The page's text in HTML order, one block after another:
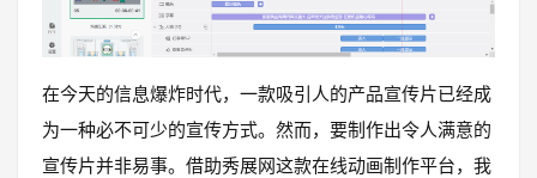
在今天的信息爆炸时代，一款吸引人的产品宣传片已经成
为一种必不可少的宣传方式。然而，要制作出令人满意的
宣传片并非易事。借助秀展网这款在线动画制作平台，我